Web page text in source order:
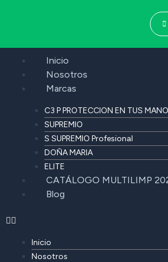
Inicio
Nosotros
Marcas
C3 P PROTECCION EN TUS
SUPREMIO
S SUPREMIO Profesional
DOÑA MARIA
ELITE
CATÁLOGO MULTILIMP
Blog
Inicio
Nosotros